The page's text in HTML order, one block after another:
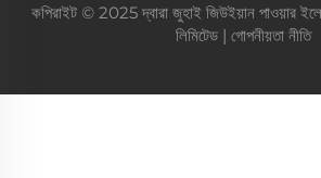
কপিরাইট © 2025 দ্বারা জুহাই জিউইয়ান পাওয়ার
লিমিটেড | গোপনীয়তা নীতি